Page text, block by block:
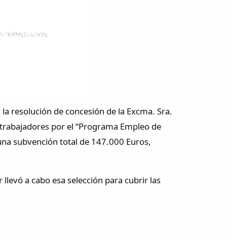
resolución de concesión de la Excma. Sra.
por el “Programa Empleo de
subvención total de 147.000 Euros,
a cabo esa selección para cubrir las